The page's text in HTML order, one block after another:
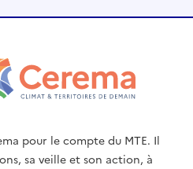
pour le compte du MTE. Il
sa veille et son action, à